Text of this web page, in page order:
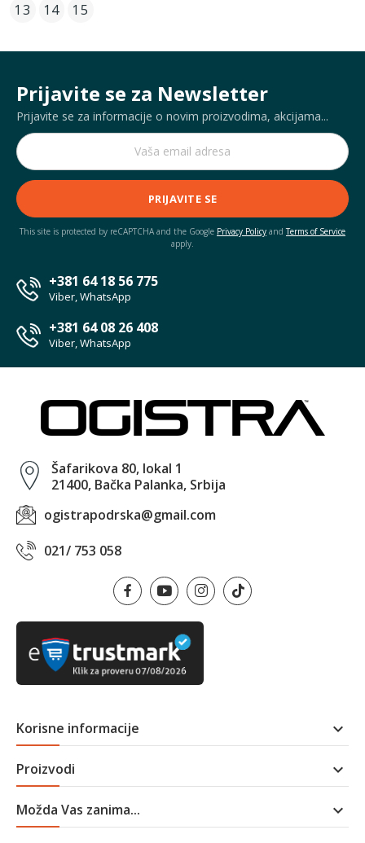
13
14 15
Prijavite se za Newsletter
Prijavite se za informacije o novim proizvodima, akcijama...
PRIJAVITE SE
This site is protected by reCAPTCHA and the Google Privacy Policy andTerms of Service
apply.
+381 64 18 56 775
Viber, WhatsApp
+381 64 08 26 408
Viber, WhatsApp
Šafarikova 80, lokal 1
21400, Bačka Palanka, Srbija
ogistrapodrska@gmail.com
021/ 753 058
Korisne informacije 
Proizvodi 
Možda Vas zanima... 